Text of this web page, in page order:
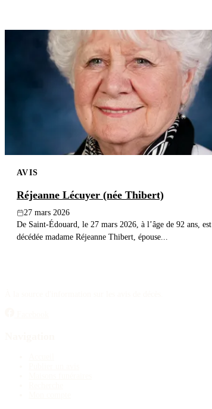
AVIS
Réjeanne Lécuyer (née Thibert)
27 mars 2026
De Saint-Édouard, le 27 mars 2026, à l’âge de 92 ans, est
décédée madame Réjeanne Thibert, épouse...